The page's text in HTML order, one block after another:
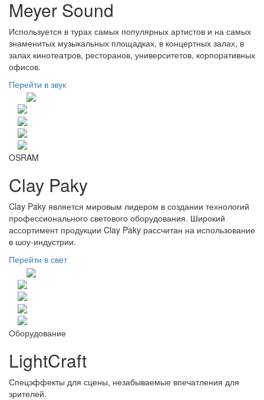
Meyer Sound
Используется в турах самых популярных артистов и на самых
знаменитых музыкальных площадках, в концертных залах, в
залах кинотеатров, ресторанов, университетов, корпоративных
офисов.
Перейти в звук
OSRAM
Clay Paky
Clay Paky является мировым лидером в создании технологий
профессионального светового оборудования. Широкий
ассортимент продукции Clay Paky рассчитан на использование
в шоу-индустрии.
Перейти в свет
Оборудование
LightCraft
Спецэффекты для сцены, незабываемые впечатления для
зрителей.